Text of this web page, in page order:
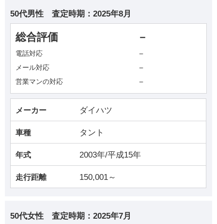
50代男性 査定時期： 2025年8月
総合評価 －
電話対応 －
メール対応 －
営業マンの対応 －
メーカー ダイハツ
車種 タント
年式 2003年/平成15年
走行距離 150,001～
50代女性 査定時期： 2025年7月